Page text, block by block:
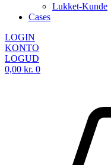
Lukket-Kunde
Cases
LOGIN
KONTO
LOGUD
0,00 kr. 0